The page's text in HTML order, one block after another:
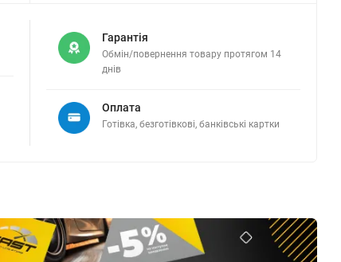
Гарантія
Обмін/повернення товару протягом 14
днів
Оплата
Готівка, безготівкові, банківські картки